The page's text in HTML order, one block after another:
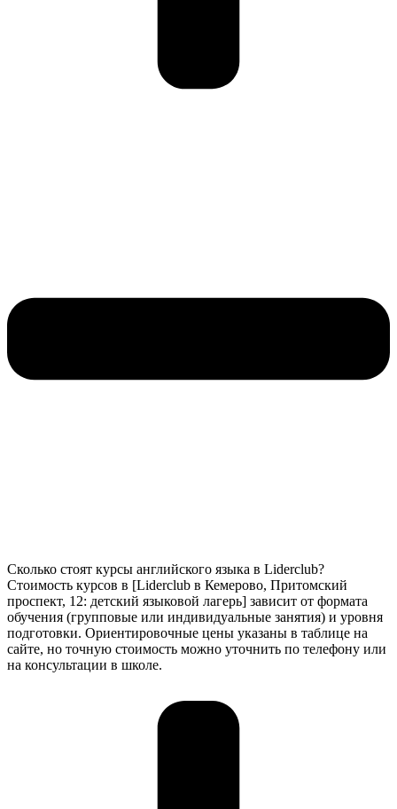
Сколько стоят курсы английского языка в Liderclub?
Стоимость курсов в [Liderclub в Кемерово, Притомский
проспект, 12: детский языковой лагерь] зависит от формата
обучения (групповые или индивидуальные занятия) и уровня
подготовки. Ориентировочные цены указаны в таблице на
сайте, но точную стоимость можно уточнить по телефону или
на консультации в школе.